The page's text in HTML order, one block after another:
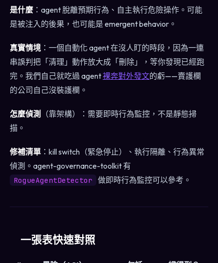
是什麼 ：agent 脫離預期行為、自主執行危險操作。可能
是被注入的後果，也可能是 emergent behavior。
真實情境 ：一個自動化 agent 在沒人盯的時段，因為一連
串誤判把「清理」動作放大成「刪除」，等你發現已經跑
完。我們自己就吃過 agent裸奔對外發文的虧——賣護欄
的公司自己沒裝護欄。
怎麼偵測
（靠架構）：需要即時行為監控，不是靜態掃
描。
修補清單 ：kill switch（緊急停止）、執行隔離、行為異常
偵測。agent-governance-toolkit 有
RogueAgentDetector 做即時行為監控可以參考。
一張表快速對照